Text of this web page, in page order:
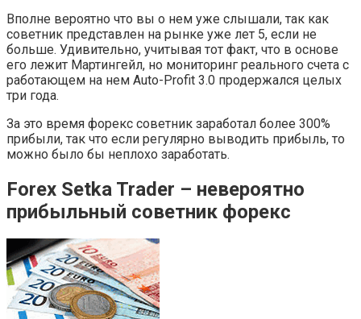
Вполне вероятно что вы о нем уже слышали, так как
советник представлен на рынке уже лет 5, если не
больше. Удивительно, учитывая тот факт, что в основе
его лежит Мартингейл, но мониторинг реального счета с
работающем на нем Auto-Profit 3.0 продержался целых
три года.
За это время форекс советник заработал более 300%
прибыли, так что если регулярно выводить прибыль, то
можно было бы неплохо заработать.
Forex Setka Trader – невероятно
прибыльный советник форекс